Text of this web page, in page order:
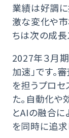
業績は好調に
激な変化や
ちは次の成長
2027年３月
加速」です。
を担うプロ
た。自動化
とAIの融合
を同時に追求